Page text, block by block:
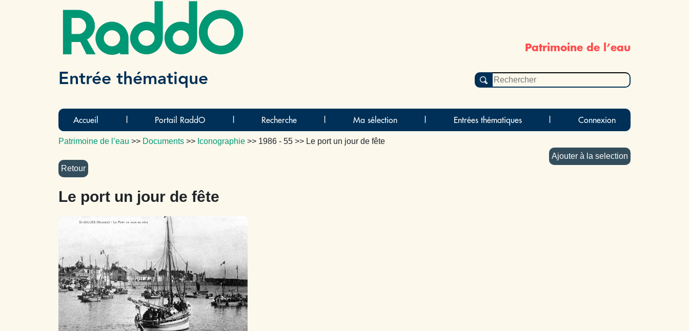
RaddO Patrimoine de l’eau
Entrée thématique
Accueil Portail RaddO Recherche Ma sélection Entrées thématiques Connexion
Patrimoine de l’eau >> Documents >> Iconographie >> 1986 - 55 >> Le port un jour de fête
Ajouter à la selection
Le port un jour de fête